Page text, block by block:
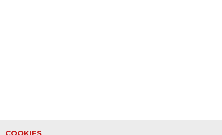
COOKIES